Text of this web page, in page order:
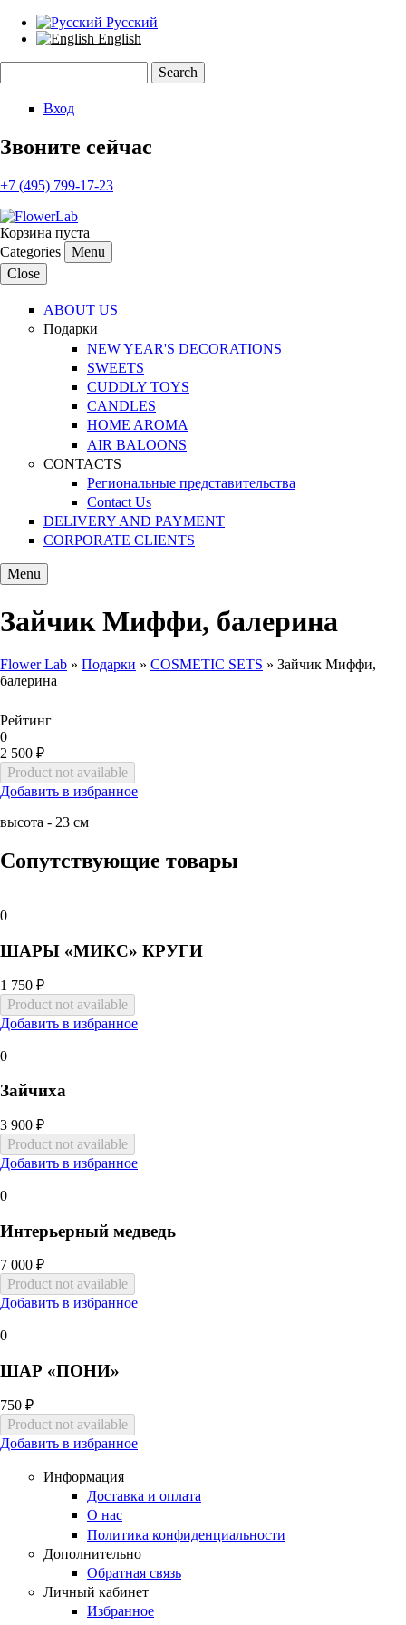
Русский
English
Search form
Вход
Звоните сейчас
+7 (495) 799-17-23
Корзина пуста
Categories
Menu
Close
ABOUT US
Подарки
NEW YEAR'S DECORATIONS
SWEETS
CUDDLY TOYS
CANDLES
HOME AROMA
AIR BALOONS
CONTACTS
Региональные представительства
Contact Us
DELIVERY AND PAYMENT
CORPORATE CLIENTS
Menu
Зайчик Миффи, балерина
You are here
Flower Lab » Подарки » COSMETIC SETS » Зайчик Миффи,
балерина
Рейтинг
0
2 500 ₽
Добавить в избранное
высота - 23 см
Сопутствующие товары
0
ШАРЫ «МИКС» КРУГИ
1 750 ₽
Добавить в избранное
0
Зайчиха
3 900 ₽
Добавить в избранное
0
Интерьерный медведь
7 000 ₽
Добавить в избранное
0
ШАР «ПОНИ»
750 ₽
Добавить в избранное
Информация
Доставка и оплата
О нас
Политика конфиденциальности
Дополнительно
Обратная связь
Личный кабинет
Избранное